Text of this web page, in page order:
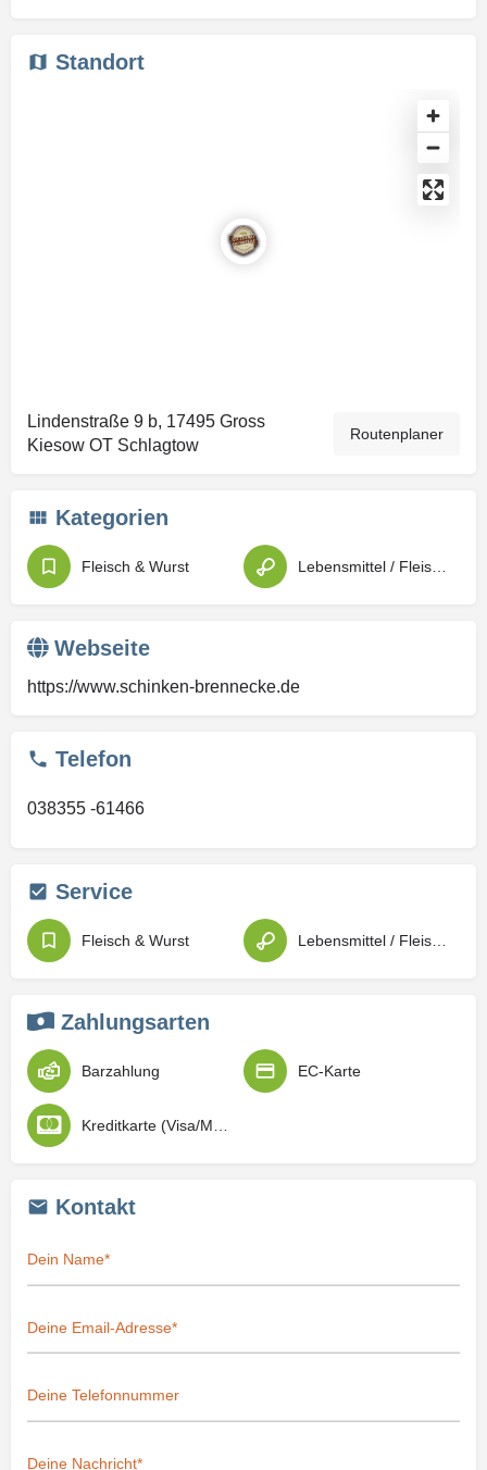
Standort
Lindenstraße 9 b, 17495 Gross
Kiesow OT Schlagtow
Routenplaner
Kategorien
Fleisch & Wurst
Webseite
https://www.schinken-brennecke.de
Telefon
038355 -61466
Service
Fleisch & Wurst
Zahlungsarten
Barzahlung EC-Karte
Kontakt